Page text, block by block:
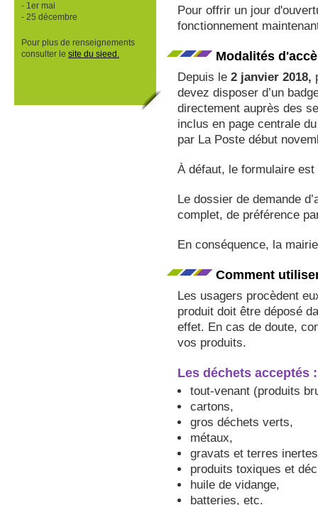
- 1er mai
- 25 décembre
Pour plus de renseignements
consulter le site du sieed.
Pour offrir un jour
fonctionnement
Modalités
Depuis le 2 janvier 2018,
devez disposer d’un
directement auprès des
inclus en page centrale
par La Poste début
À défaut, le formulaire
Le dossier de demande
complet, de préférence
En conséquence, la
Comment
Les usagers procèdent
produit doit être déposé
effet. En cas de doute,
vos produits.
Les déchets acceptés :
tout-venant (produits
cartons,
gros déchets verts,
métaux,
gravats et terres
produits toxiques et
huile de vidange,
batteries, etc.